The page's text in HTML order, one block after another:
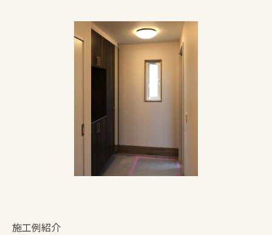
施工例紹介